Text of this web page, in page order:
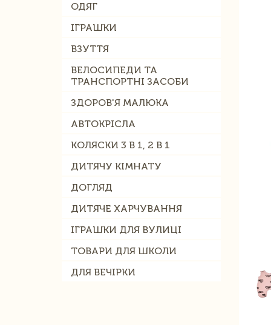
ОДЯГ
ІГРАШКИ
ВЗУТТЯ
ВЕЛОСИПЕДИ ТА
ТРАНСПОРТНІ ЗАСОБИ
ЗДОРОВ'Я МАЛЮКА
АВТОКРІСЛА
КОЛЯСКИ 3 В 1, 2 В 1
ДИТЯЧУ КІМНАТУ
ДОГЛЯД
ДИТЯЧЕ ХАРЧУВАННЯ
ІГРАШКИ ДЛЯ ВУЛИЦІ
ТОВАРИ ДЛЯ ШКОЛИ
ДЛЯ ВЕЧІРКИ